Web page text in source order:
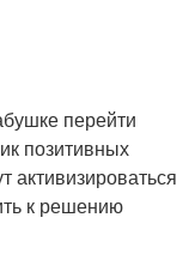
перейти
позитивных
активизироваться
к решению